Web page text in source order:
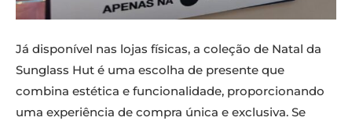
Já disponível nas lojas físicas, a coleção de Natal da
Sunglass Hut é uma escolha de presente que
combina estética e funcionalidade, proporcionando
uma experiência de compra única e exclusiva. Se